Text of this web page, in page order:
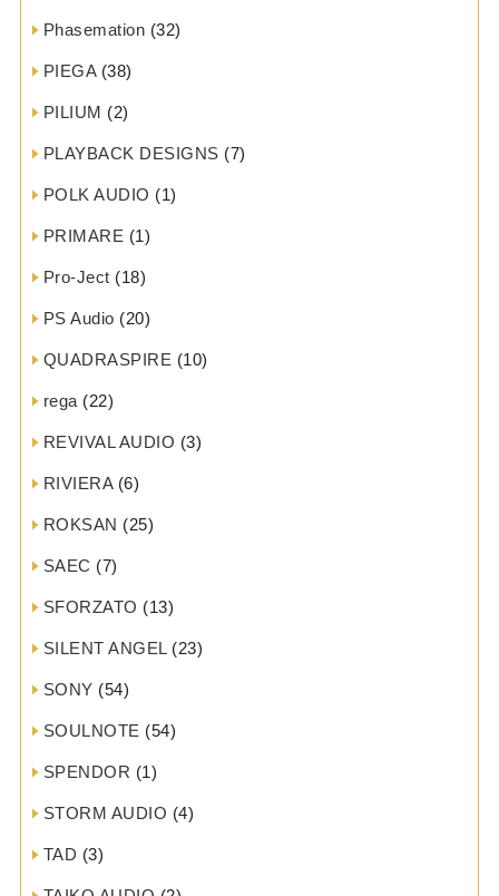
Phasemation (32)
PIEGA(38)
PILIUM (2)
PLAYBACK DESIGNS (7)
POLK AUDIO (1)
PRIMARE (1)
Pro-Ject (18)
PS Audio (20)
QUADRASPIRE (10)
rega (22)
REVIVAL AUDIO (3)
RIVIERA(6)
ROKSAN (25)
SAEC (7)
SFORZATO (13)
SILENT ANGEL(23)
SONY (54)
SOULNOTE (54)
SPENDOR (1)
STORM AUDIO (4)
TAD (3)